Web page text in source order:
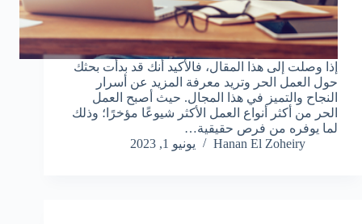
إذا وصلت إلى هذا المقال، فالأكيد أنك قد بدأت بحثك
حول العمل الحر وتريد معرفة المزيد عن أسرار
النجاح والتميز في هذا المجال. حيث أصبح العمل
الحر من أكثر أنواع العمل الأكثر شيوعًا مؤخرًا؛ وذلك
لما يوفره من فرص حقيقية…
Hanan El Zoheiry
يونيو 1, 2023